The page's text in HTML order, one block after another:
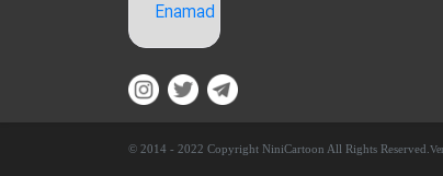
© 2014 - 2022 Copyright NiniCartoon All Rights Reserved.